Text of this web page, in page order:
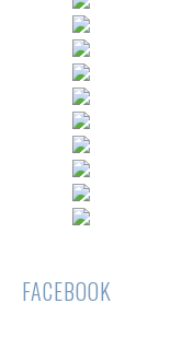
FACEBOOK